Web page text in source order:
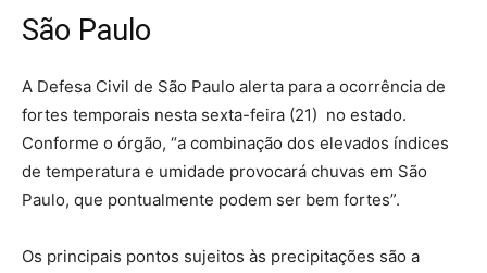
São Paulo
A Defesa Civil de São Paulo alerta para a ocorrência de
fortes temporais nesta sexta-feira (21) no estado.
Conforme o órgão, “a combinação dos elevados índices
de temperatura e umidade provocará chuvas em São
Paulo, que pontualmente podem ser bem fortes”.
Os principais pontos sujeitos às precipitações são a